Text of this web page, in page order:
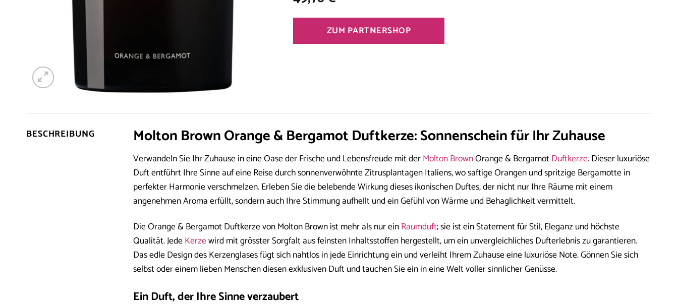
ZUM PARTNERSHOP
BESCHREIBUNG Molton Brown Orange & Bergamot Duftkerze: Sonnenschein für Ihr Zuhause
Verwandeln Sie Ihr Zuhause in eine Oase der Frische und Lebensfreude mit derMolton BrownOrange & Bergamot Duftkerze. Dieser luxuriöse
Duft entführt Ihre Sinne auf eine Reise durch sonnenverwöhnte Zitrusplantagen Italiens, wo saftige Orangen und spritzige Bergamotte in
perfekter Harmonie verschmelzen. Erleben Sie die belebende Wirkung dieses ikonischen Duftes, der nicht nur Ihre Räume mit einem
angenehmen Aroma erfüllt, sondern auch Ihre Stimmung aufhellt und ein Gefühl von Wärme und Behaglichkeit vermittelt.
Die Orange & Bergamot Duftkerze von Molton Brown ist mehr als nur einRaumduft; sie ist ein Statement für Stil, Eleganz und höchste
Qualität. JedeKerzewird mit grösster Sorgfalt aus feinsten Inhaltsstoffen hergestellt, um ein unvergleichliches Dufterlebnis zu garantieren.
Das edle Design des Kerzenglases fügt sich nahtlos in jede Einrichtung ein und verleiht Ihrem Zuhause eine luxuriöse Note. Gönnen Sie sich
selbst oder einem lieben Menschen diesen exklusiven Duft und tauchen Sie ein in eine Welt voller sinnlicher Genüsse.
Ein Duft, der Ihre Sinne verzaubert